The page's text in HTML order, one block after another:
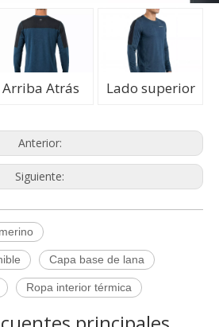
Arriba Atrás Lado superior
Anterior:
Siguiente:
Capa base de lana
Ropa interior térmica
su compra puede devolverlo de
legales clave